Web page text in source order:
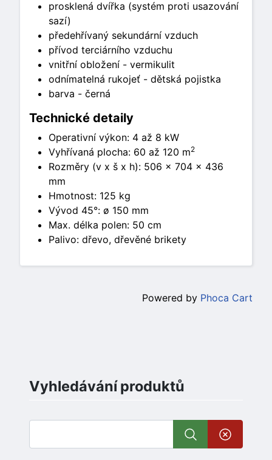
Vyhledávání produktů
prosklená dvířka (systém proti usazování
sazí)
předehřívaný sekundární vzduch
přívod terciárního vzduchu
vnitřní obložení - vermikulit
odnímatelná rukojeť - dětská pojistka
barva - černá
Technické detaily
Operativní výkon: 4 až 8 kW
Vyhřívaná plocha: 60 až 120 m2
Rozměry (v x š x h): 506 × 704 × 436
mm
Hmotnost: 125 kg
Vývod 45°: ø 150 mm
Max. délka polen: 50 cm
Palivo: dřevo, dřevěné brikety
Powered by Phoca Cart